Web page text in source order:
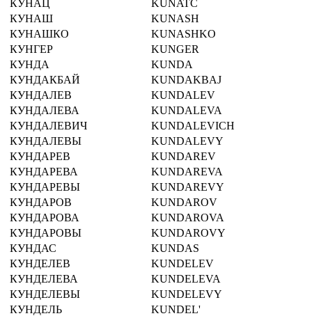
КУНАЦ
KUNATC
КУНАШ
KUNASH
КУНАШКО
KUNASHKO
КУНГЕР
KUNGER
КУНДА
KUNDA
КУНДАКБАЙ
KUNDAKBAJ
КУНДАЛЕВ
KUNDALEV
КУНДАЛЕВА
KUNDALEVA
КУНДАЛЕВИЧ
KUNDALEVICH
КУНДАЛЕВЫ
KUNDALEVY
КУНДАРЕВ
KUNDAREV
КУНДАРЕВА
KUNDAREVA
КУНДАРЕВЫ
KUNDAREVY
КУНДАРОВ
KUNDAROV
КУНДАРОВА
KUNDAROVA
КУНДАРОВЫ
KUNDAROVY
КУНДАС
KUNDAS
КУНДЕЛЕВ
KUNDELEV
КУНДЕЛЕВА
KUNDELEVA
КУНДЕЛЕВЫ
KUNDELEVY
КУНДЕЛЬ
KUNDEL'